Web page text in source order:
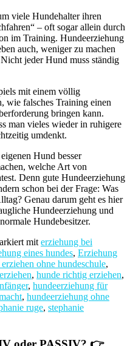
viele Hundehalter ihren
– oft sogar allein durch
im Training. Hundeerziehung
auch, weniger zu machen
jeder Hund muss ständig
mit einem völlig
wie falsches Training einen
bringen kann.
man vieles wieder in ruhigere
umdenkt.
Hund besser
welche Art von
Denn gute Hundeerziehung
schon bei der Frage: Was
Genau darum geht es hier
Hundeerziehung und
Hundebesitzer.
mit erziehung bei
eines hundes, Erziehung
ohne hundeschule,
, hunde richtig erziehen,
, hundeerziehung für
, hundeerziehung ohne
ruge, stephanie